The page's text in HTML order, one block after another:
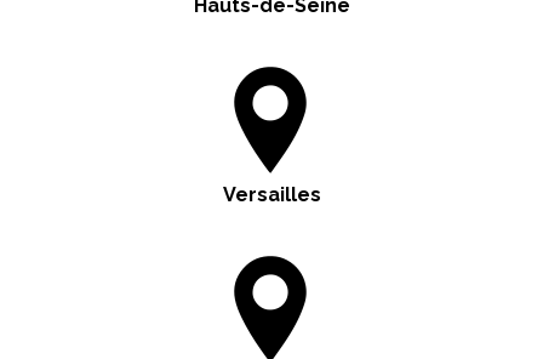
Hauts-de-Seine
Versailles